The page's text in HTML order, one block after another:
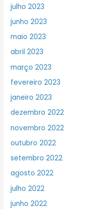
julho 2023
junho 2023
maio 2023
abril 2023
março 2023
fevereiro 2023
janeiro 2023
dezembro 2022
novembro 2022
outubro 2022
setembro 2022
agosto 2022
julho 2022
junho 2022